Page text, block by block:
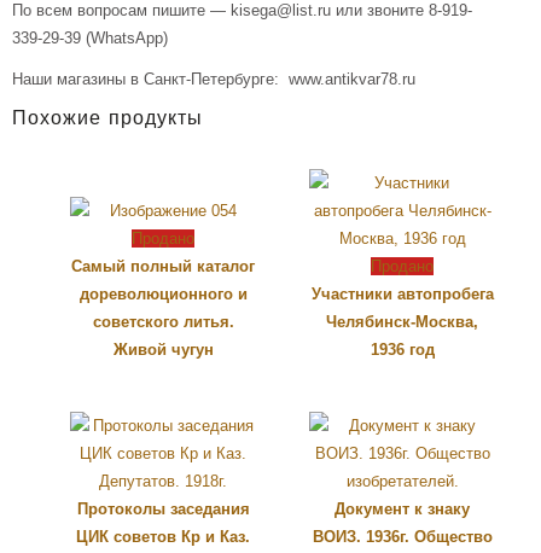
По всем вопросам пишите — kisega@list.ru или звоните 8-919-
339-29-39 (WhatsApp)
Наши магазины в Санкт-Петербурге: www.antikvar78.ru
Похожие продукты
Продано
Самый полный каталог
дореволюционного и
советского литья.
Живой чугун
Продано
Участники автопробега
Челябинск-Москва,
1936 год
Протоколы заседания
ЦИК советов Кр и Каз.
Документ к знаку
ВОИЗ. 1936г. Общество